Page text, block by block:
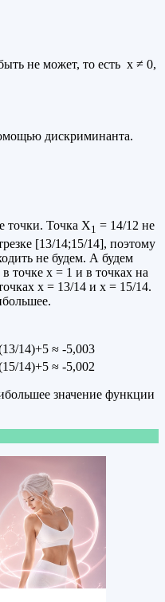
не может, то есть х ≠ 0,
дискриминанта.
точки. Точка Х1 = 14/12 не
[13/14;15/14], поэтому
не будем. А будем
точке х = 1 и в точках на
х = 13/14 и х = 15/14.
14)+5 ≈ -5,003
14)+5 ≈ -5,002
значение функции